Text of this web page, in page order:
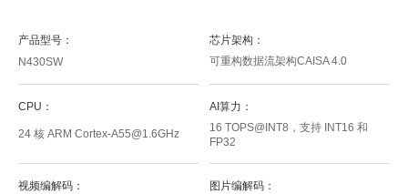
产品型号：
N430SW
芯片架构：
可重构数据流架构CAISA 4.0
CPU：
24 核 ARM Cortex-A55@1.6GHz
AI算力：
16 TOPS@INT8，支持 INT16 和
FP32
视频编解码：
图片编解码：